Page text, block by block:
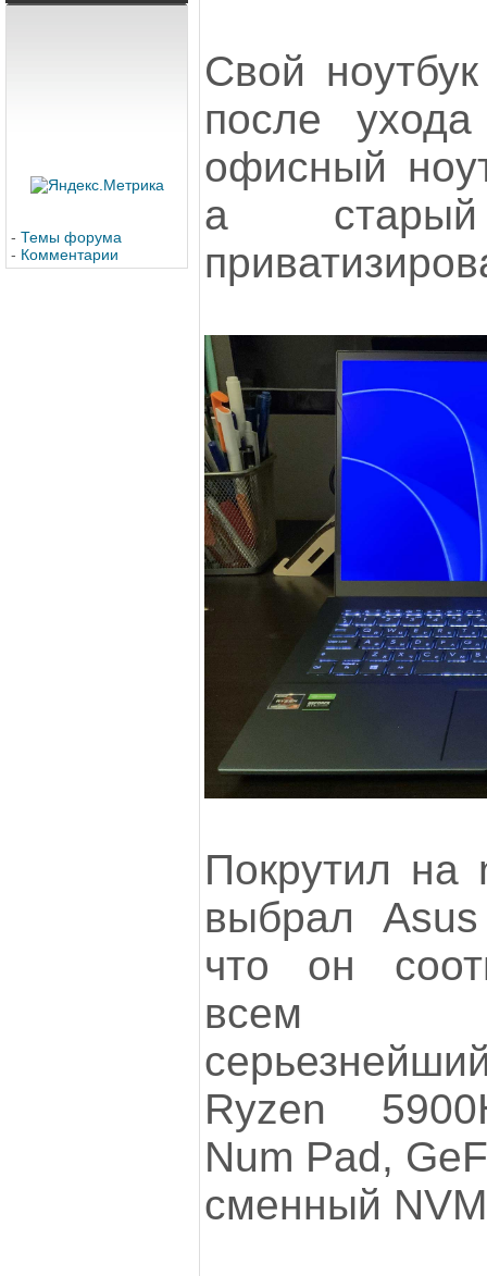
- Темы форума
- Комментарии
Свой
после
офисный
а
Покрутил на
выбрал
что он
всем
Ryzen
Num Pad,
сменный